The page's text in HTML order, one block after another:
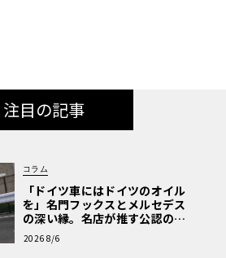
注目の記事
コラム
「ドイツ車にはドイツのオイル
を」名門フックスとメルセデス
の深い縁。名店が推す公認の安
心と、Cクラスで味わうシルキー
な走り〈PR〉
2026 8/6